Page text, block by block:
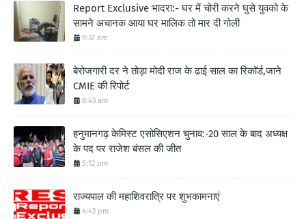
Report Exclusive भादरा:- घर में चोरी करने घुसे युवको के
सामने अचानक आया घर मालिक तो मार दी गोली
9:37 am
बेरोजगारी दर ने तोड़ा मोदी राज के ढाई साल का रिकॉर्ड,जाने
CMIE की रिपोर्ट
8:43 am
हनुमानगढ़ केमिस्ट एसोसिएशन चुनाव:-20 साल के बाद अध्यक्ष
के पद पर राजेश बंसल की जीत
5:12 pm
राज्यपाल की महाशिवरात्रि पर शुभकामनाएं
4:42 pm